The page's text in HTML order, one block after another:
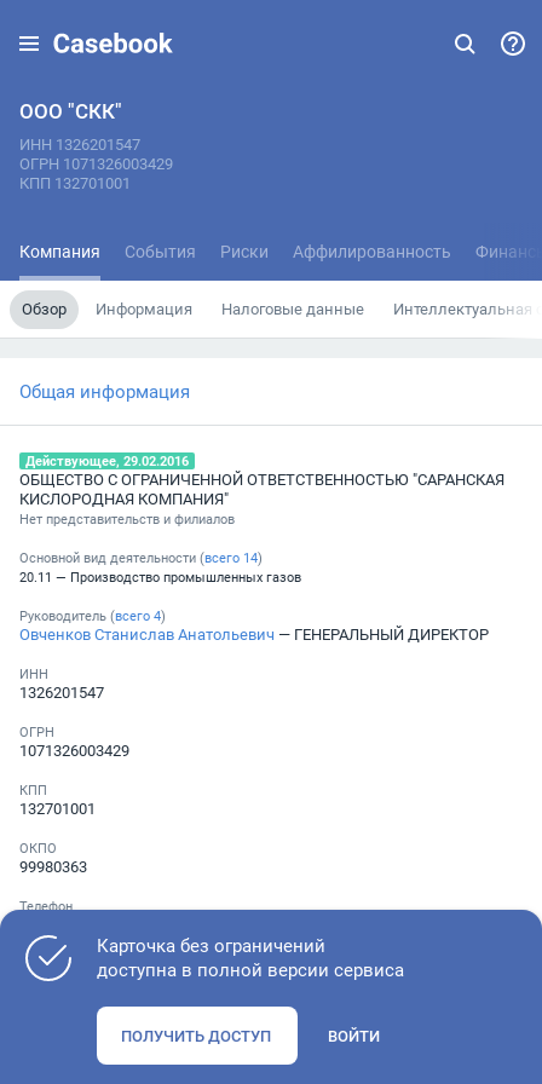
ООО "СКК"
ИНН 1326201547
ОГРН 1071326003429
КПП 132701001
Компания События Риски Аффилированность
Обзор Информация Налоговые данные Интеллектуальная
Общая информация
Действующее, 29.02.2016
ОБЩЕСТВО С ОГРАНИЧЕННОЙ ОТВЕТСТВЕННОСТЬЮ "САРАНСКАЯ
КИСЛОРОДНАЯ КОМПАНИЯ"
Нет представительств и филиалов
Основной вид деятельности (всего 14)
20.11 — Производство промышленных газов
Руководитель (всего 4)
Овченков Станислав Анатольевич — ГЕНЕРАЛЬНЫЙ ДИРЕКТОР
ИНН
1326201547
ОГРН
1071326003429
КПП
132701001
ОКПО
99980363
Телефон
Как оценить состояние компании
Карточка без ограничений
доступна в полной версии сервиса
ПОЛУЧИТЬ ДОСТУП ВОЙТИ